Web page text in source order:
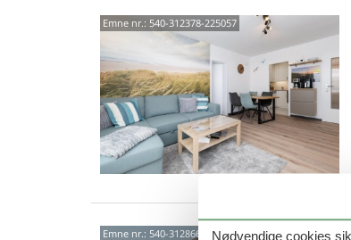
Emne nr.: 540-312378-225057
Emne nr.: 540-312866-225541Nødvendige cookies